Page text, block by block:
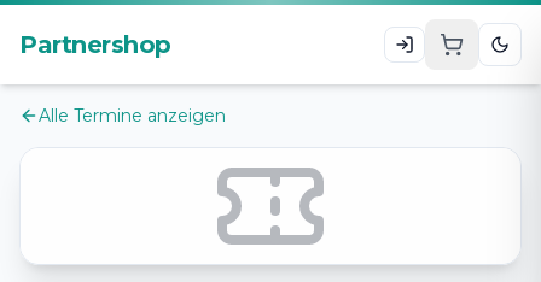
Partnershop
Alle Termine anzeigen